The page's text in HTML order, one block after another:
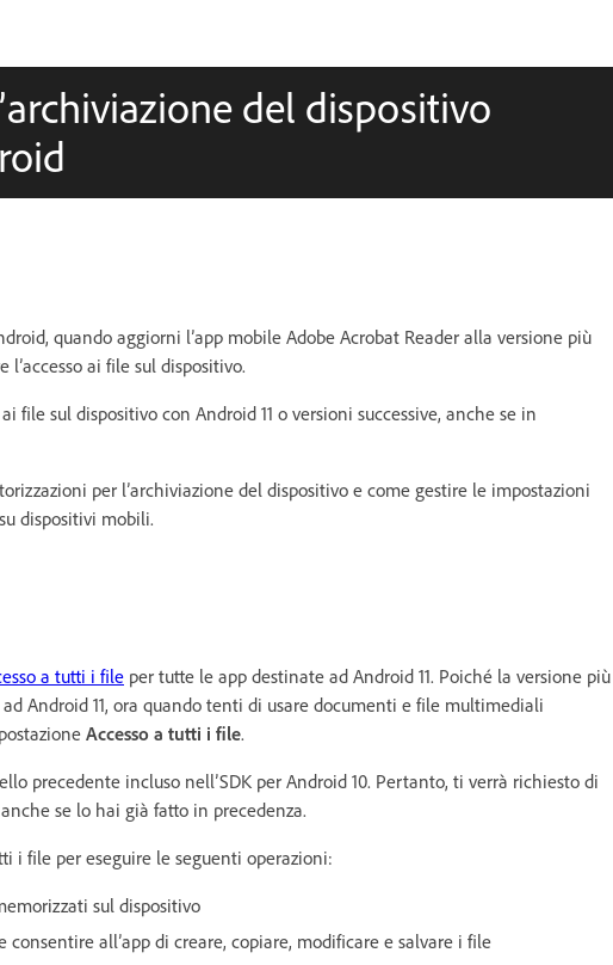
del dispositivo
quando aggiorni l’app mobile Adobe Acrobat Reader alla versione più
ai file sul dispositivo.
file sul dispositivo con Android 11 o versioni successive, anche se in
per l’archiviazione del dispositivo e come gestire le impostazioni
dispositivi mobili.
a tutti i file per tutte le app destinate ad Android 11. Poiché la versione più
Android 11, ora quando tenti di usare documenti e file multimediali
Accesso a tutti i file.
precedente incluso nell’SDK per Android 10. Pertanto, ti verrà richiesto di
se lo hai già fatto in precedenza.
i file per eseguire le seguenti operazioni:
sul dispositivo
all’app di creare, copiare, modificare e salvare i file